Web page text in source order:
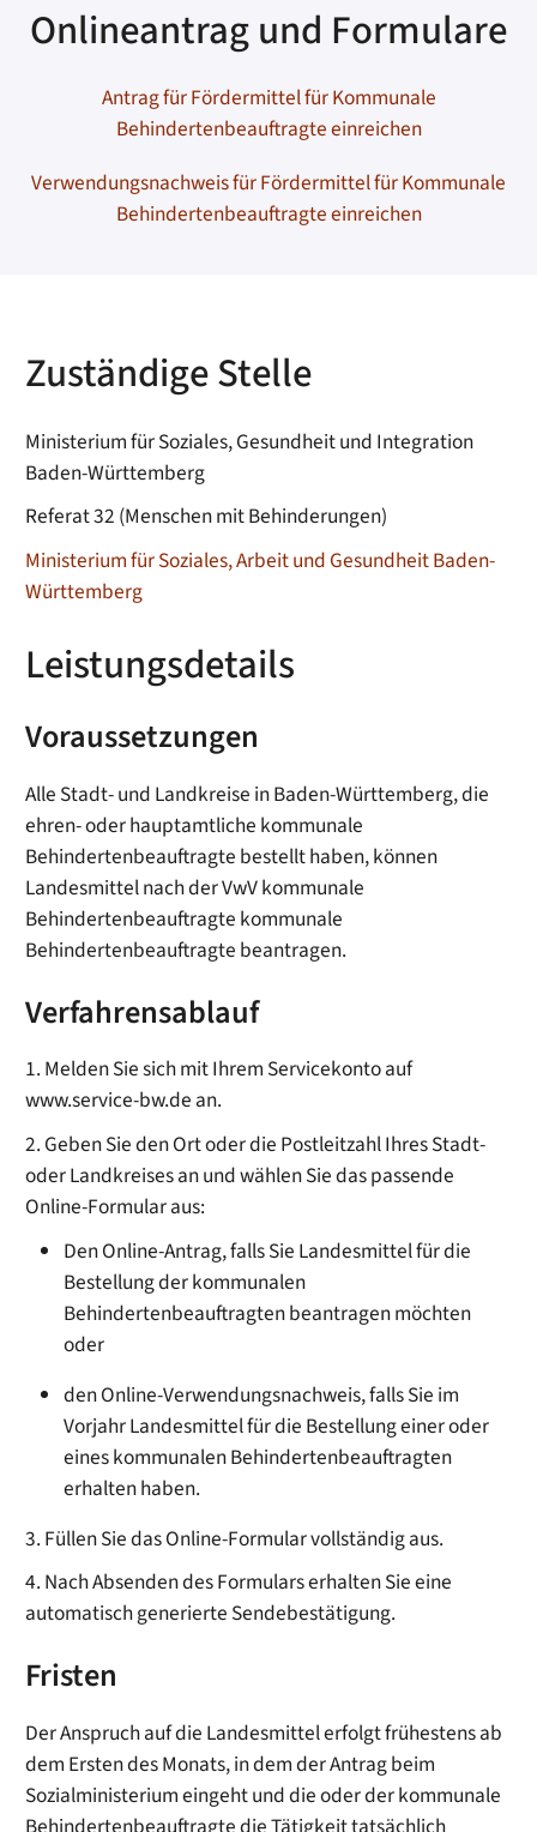
Onlineantrag und Formulare
Antrag für Fördermittel für Kommunale
Behindertenbeauftragte einreichen
Verwendungsnachweis für Fördermittel für Kommunale
Behindertenbeauftragte einreichen
Zuständige Stelle
Ministerium für Soziales, Gesundheit und Integration
Baden-Württemberg
Referat 32 (Menschen mit Behinderungen)
Ministerium für Soziales, Arbeit und Gesundheit Baden-
Württemberg
Leistungsdetails
Voraussetzungen
Alle Stadt- und Landkreise in Baden-Württemberg, die
ehren- oder hauptamtliche kommunale
Behindertenbeauftragte bestellt haben, können
Landesmittel nach derVwV kommunale
Behindertenbeauftragte kommunale
Behindertenbeauftragte beantragen.
Verfahrensablauf
1. Melden Sie sich mit Ihrem Servicekonto auf
www.service-bw.de an.
2. Geben Sie den Ort oder die Postleitzahl Ihres Stadt-
oder Landkreises an und wählen Sie das passende
Online-Formular aus:
Den Online-Antrag, falls Sie Landesmittel für die
Bestellung der kommunalen
Behindertenbeauftragten beantragen möchten
oder
den Online-Verwendungsnachweis, falls Sie im
Vorjahr Landesmittel für die Bestellung einer oder
eines kommunalen Behindertenbeauftragten
erhalten haben.
3. Füllen Sie das Online-Formular vollständig aus.
4. Nach Absenden des Formulars erhalten Sie eine
automatisch generierte Sendebestätigung.
Fristen
Der Anspruch auf die Landesmittel erfolgt frühestens ab
dem Ersten des Monats, in dem der Antrag beim
Sozialministerium eingeht und die oder der kommunale